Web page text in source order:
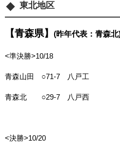
東北地区
【青森県】 (昨年代表：青森北
<準決勝>10/18
青森山田 ○71-7 八戸工
青森北 ○29-7 八戸西
<決勝>10/20